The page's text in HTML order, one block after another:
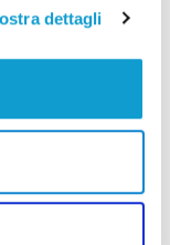
dettagli